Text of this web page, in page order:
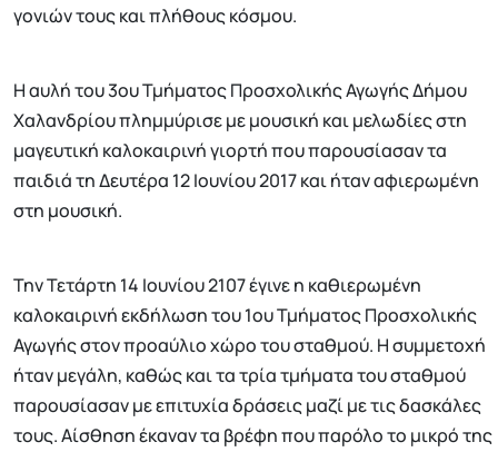
γονιών τους και πλήθους κόσμου.
Η αυλή του 3ου Τμήματος Προσχολικής Αγωγής Δήμου
Χαλανδρίου πλημμύρισε με μουσική και μελωδίες στη
μαγευτική καλοκαιρινή γιορτή που παρουσίασαν τα
παιδιά τη Δευτέρα 12 Ιουνίου 2017 και ήταν αφιερωμένη
στη μουσική.
Την Τετάρτη 14 Ιουνίου 2107 έγινε η καθιερωμένη
καλοκαιρινή εκδήλωση του 1ου Τμήματος Προσχολικής
Αγωγής στον προαύλιο χώρο του σταθμού. Η συμμετοχή
ήταν μεγάλη, καθώς και τα τρία τμήματα του σταθμού
παρουσίασαν με επιτυχία δράσεις μαζί με τις δασκάλες
τους. Αίσθηση έκαναν τα βρέφη που παρόλο το μικρό της